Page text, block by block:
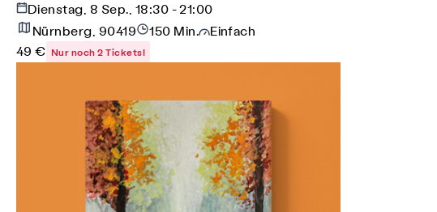
Dienstag, 8 Sep., 18:30 - 21:00
Nürnberg, 90419
150 Min.
Einfach
49 € Nur noch 2 Tickets!